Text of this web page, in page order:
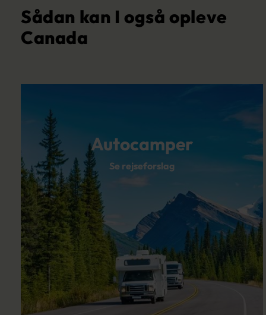
Sådan kan I også opleve
Canada
Autocamper
Se rejseforslag